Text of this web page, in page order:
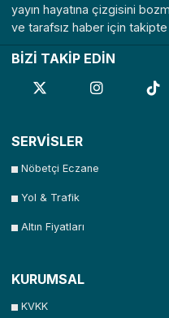
yayın hayatına çizgisini
ve tarafsız haber için takipte
BİZİ TAKİP EDİN
SERVİSLER
Nöbetçi Eczane
Yol & Trafik
Altın Fiyatları
KURUMSAL
KVKK